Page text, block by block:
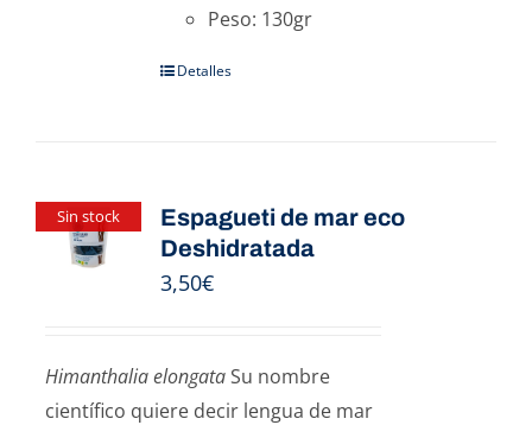
Peso: 130gr
Detalles
Sin stock
Espagueti de mar eco
Deshidratada
3,50€
Himanthalia elongataSu nombre
científico quiere decir lengua de mar